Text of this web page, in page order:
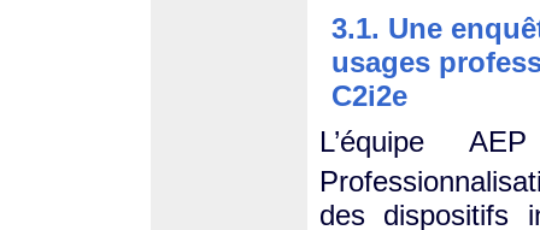
3.1. Une
usages
C2i2e
L’équipe
des dispositifs